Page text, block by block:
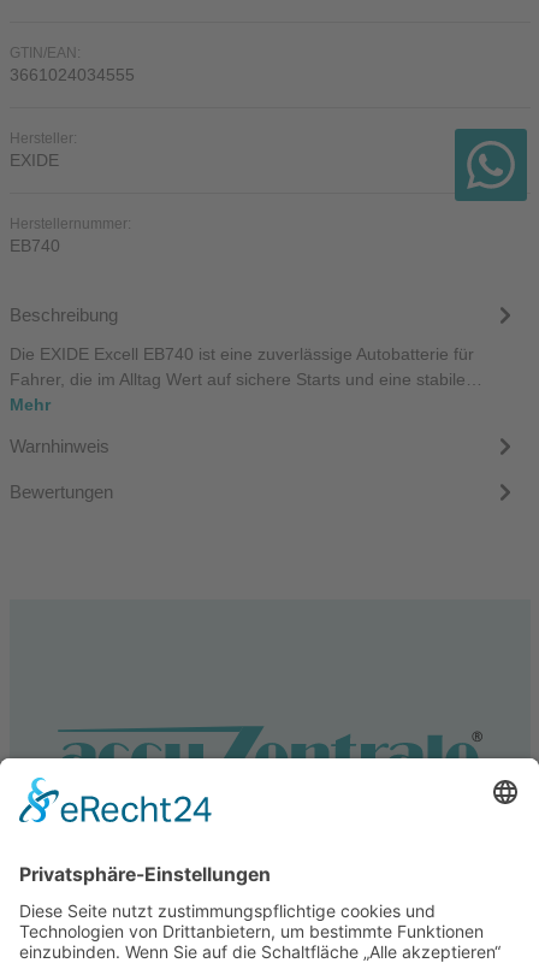
GTIN/EAN:
3661024034555
Hersteller:
EXIDE
Herstellernummer:
EB740
Beschreibung
Die EXIDE Excell EB740 ist eine zuverlässige Autobatterie für
Fahrer, die im Alltag Wert auf sichere Starts und eine stabile…
Mehr
Warnhinweis
Bewertungen
Service